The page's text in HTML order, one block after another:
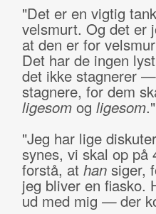
"Det er en vigtig
velsmurt. Og det er
at den er for
Det har de ingen
det ikke stagnerer—
stagnere, for dem
ligesomog ligesom."
"Jeg har lige
synes, vi skal op på
forstå, at hansiger,
jeg bliver en fiasko.
ud med mig —der